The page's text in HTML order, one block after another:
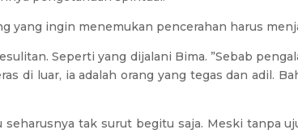
yang ingin menemukan pencerahan harus
Seperti yang dijalani Bima. ”Sebab
di luar, ia adalah orang yang tegas dan adil.
seharusnya tak surut begitu saja. Meski tanpa